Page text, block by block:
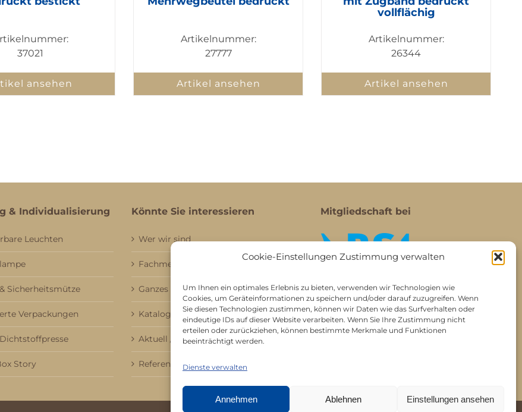
Cookie-Einstellungen Zustimmung verwalten
Um Ihnen ein optimales Erlebnis zu bieten, verwenden wir Technologien wie
Cookies, um Geräteinformationen zu speichern und/oder darauf zuzugreifen. Wenn
Sie diesen Technologien zustimmen, können wir Daten wie das Surfverhalten oder
eindeutige IDs auf dieser Website verarbeiten. Wenn Sie Ihre Zustimmung nicht
erteilen oder zurückziehen, können bestimmte Merkmale und Funktionen
beeinträchtigt werden.
Dienste verwalten
Annehmen Ablehnen Einstellungen ansehen
37021
ansehen
Artikelnummer:
27777
Artikel ansehen
vollflächig
Artikelnummer:
26344
Artikel ansehen
& Individualisierung
Leuchten
Sicherheitsmütze
Verpackungen
Story
Könnte Sie interessieren
Wer wir sind
Fachmessebesuch
Ganzes Sortiment
Kataloge
Aktuell / Saison
Referenzen
Mitgliedschaft bei